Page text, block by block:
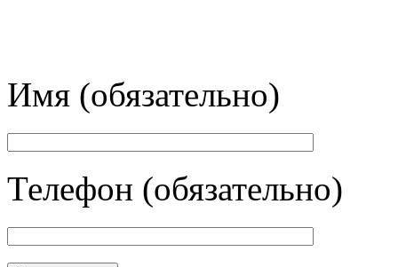
Имя (обязательно)
Телефон (обязательно)